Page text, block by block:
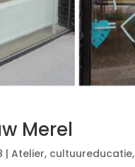
Merel
|Atelier, cultuureducatie,